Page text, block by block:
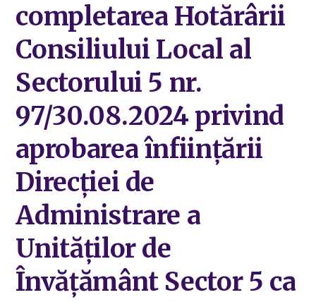
completarea Hotărârii
Consiliului Local al
Sectorului 5 nr.
97/30.08.2024 privind
aprobarea înființării
Direcției de
Administrare a
Unităților de
Învățământ Sector 5 ca